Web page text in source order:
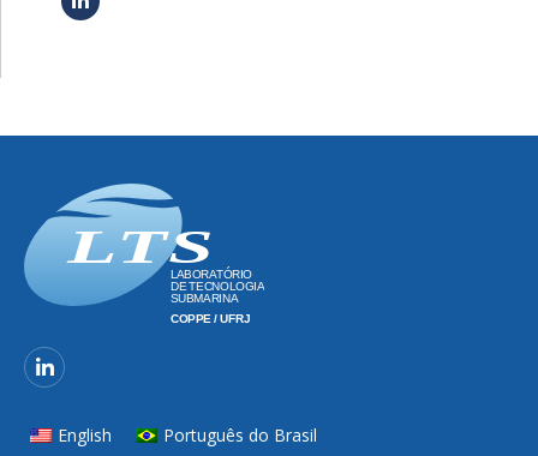
English Português do Brasil